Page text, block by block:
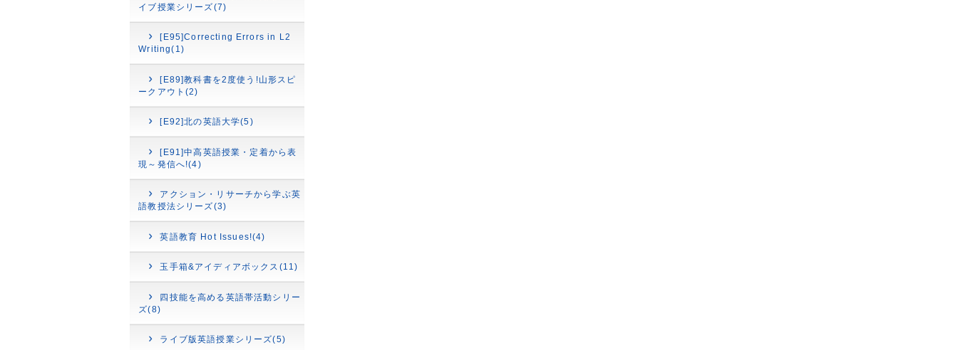
イブ授業シリーズ(7)
[E95]Correcting Errors in L2
Writing(1)
[E89]教科書を2度使う!山形スピ
ークアウト(2)
[E92]北の英語大学(5)
[E91]中高英語授業・定着から表
現～発信へ!(4)
アクション・リサーチから学ぶ英
語教授法シリーズ(3)
英語教育 Hot Issues!(4)
玉手箱&アイディアボックス(11)
四技能を高める英語帯活動シリー
ズ(8)
ライブ版英語授業シリーズ(5)